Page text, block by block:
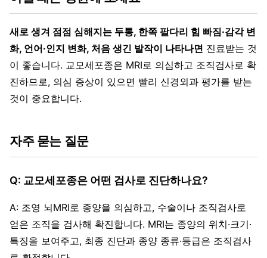
새로 생겨 점점 심해지는 두통, 한쪽 팔다리 힘 빠짐·감각 변
화, 언어·인지 변화, 처음 생긴 발작이 나타나면 진료받는 것
이 좋습니다. 교모세포종은 MRI로 의심하고 조직검사로 확
진하므로, 의심 증상이 있으면 빨리 신경외과 평가를 받는
것이 중요합니다.
자주 묻는 질문
Q: 교모세포종은 어떤 검사로 진단하나요?
A: 조영 뇌MRI로 종양을 의심하고, 수술이나 조직검사로
얻은 조직을 검사해 확진합니다. MRI는 종양의 위치·크기·
특징을 보여주고, 최종 진단과 종양 종류·등급은 조직검사